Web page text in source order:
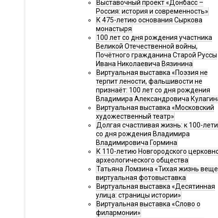
Выставочный проект «Донбасс –
Россия: история и современность»
К 475-летию основания Сыркова
монастыря
100 лет со дня рождения участника
Великой Отечественной войны,
Почётного гражданина Старой Руссы
Ивана Николаевича Вязинина
Виртуальная выставка «Поэзия не
терпит лености, фальшивости не
признаёт: 100 лет со дня рождения
Владимира Александровича
Виртуальная выставка «Московский
художественный театр»
Долгая счастливая жизнь: к 100-
со дня рождения Владимира
Владимировича Гормина
К 110-летию Новгородского
археологического общества
Татьяна Ломзина «Тихая жизнь
виртуальная фотовыставка
Виртуальная выставка «Десятинная
улица: страницы истории»
Виртуальная выставка «Слово о
филармонии»